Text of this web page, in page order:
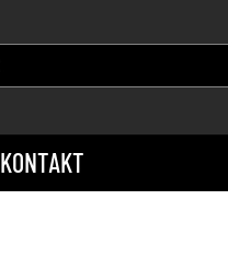
KONTAKT